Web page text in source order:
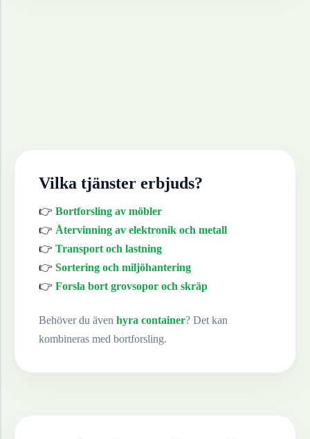
Vilka tjänster erbjuds?
👉 Bortforsling av möbler
👉 Återvinning av elektronik och metall
👉 Transport och lastning
👉 Sortering och miljöhantering
👉 Forsla bort grovsopor och skräp
Behöver du även hyra container? Det kan
kombineras med bortforsling.